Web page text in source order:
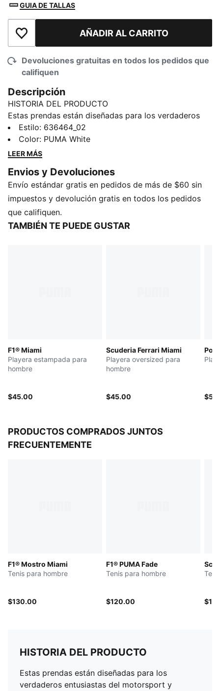
GUIA DE TALLAS
Añadir a la lista de deseosAÑADIR AL CARRITO
Devoluciones gratuitas en todos los pedidos que
califiquen
Descripción
HISTORIA DEL PRODUCTO
Estas prendas están diseñadas para los verdaderos
entusiastas del motorsport y combinan materiales de
primera calidad, un diseño dinámico y la icónica
marca del equipo. Demuestra tu amor por Miami con
gracias a su atrevido diseño gráfico.
CARACTERÍSTICAS Y BENEFICIOS
DETALLES
Corte: holgado
Cuello: redondo
Estilo: 636464_02
Color: PUMA White
LEER MÁS
Envios y Devoluciones
Envío estándar gratis en pedidos de más de $60 sin
impuestos y devolución gratis en todos los pedidos
que califiquen.
TAMBIÉN TE PUEDE GUSTAR
F1® Miami
Playera estampada para
hombre
$45.00
Scuderia Ferrari Miami
Playera oversized para
hombre
$45.00
PRODUCTOS COMPRADOS JUNTOS
FRECUENTEMENTE
F1® Mostro Miami
Tenis para hombre
$130.00
F1® PUMA Fade
Tenis para hombre
$120.00
HISTORIA DEL PRODUCTO
Estas prendas están diseñadas para los
verdaderos entusiastas del motorsport y